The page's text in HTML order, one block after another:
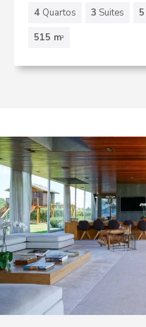
4 Quartos 3 Suites 5
515 m2